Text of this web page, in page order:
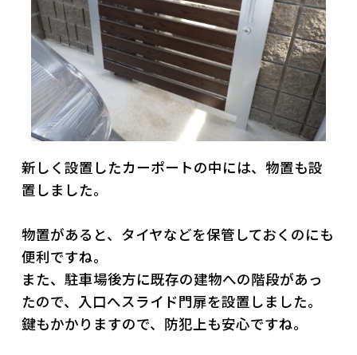
新しく設置したカーポートの中には、物置も設
置しました。
物置があると、タイヤなどを保管しておくのにも
便利ですね。
また、駐車場後方に既存の建物への階段があっ
たので、入口へスライド門扉を設置しました。
鍵もかかりますので、防犯上も安心ですね。